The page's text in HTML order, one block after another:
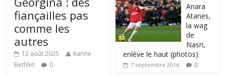
fiançailles pas
comme les
autres
12 août 2025
Karine
Bethlet
0
Anara
Atanes,
la wag
de
Nasri,
enlève le haut (photos)
7 septembre 2016 0